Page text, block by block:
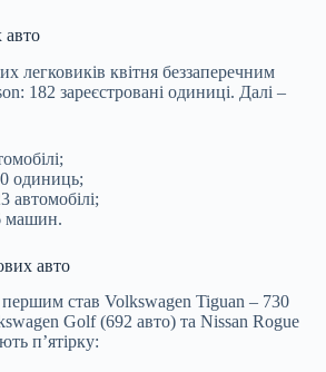
авто
легковиків квітня беззаперечним
182 зареєстровані одиниці. Далі –
одиниць;
автомобілі;
машин.
авто
став Volkswagen Tiguan – 730
Golf (692 авто) та Nissan Rogue
п’ятірку: